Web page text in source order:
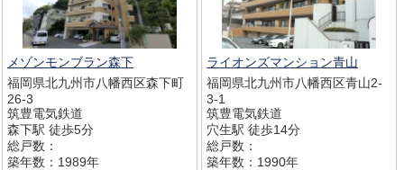
メゾンモンブラン森下
福岡県北九州市八幡西区森下町
26-3
筑豊電気鉄道
森下駅 徒歩5分
総戸数：
築年数：1989年
ライオンズマンション青山
福岡県北九州市八幡西区青山2-
3-1
筑豊電気鉄道
穴生駅 徒歩14分
総戸数：
築年数：1990年